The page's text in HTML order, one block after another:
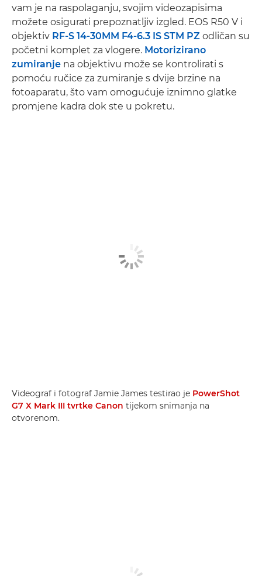
vam je na raspolaganju, svojim videozapisima
možete osigurati prepoznatljiv izgled. EOS R50 V i
objektiv RF-S 14-30MM F4-6.3 IS STM PZ odličan su
početni komplet za vlogere. Motorizirano
zumiranje na objektivu može se kontrolirati s
pomoću ručice za zumiranje s dvije brzine na
fotoaparatu, što vam omogućuje iznimno glatke
promjene kadra dok ste u pokretu.
Videograf i fotograf Jamie James testirao je PowerShot
G7 X Mark III tvrtke Canon tijekom snimanja na
otvorenom.